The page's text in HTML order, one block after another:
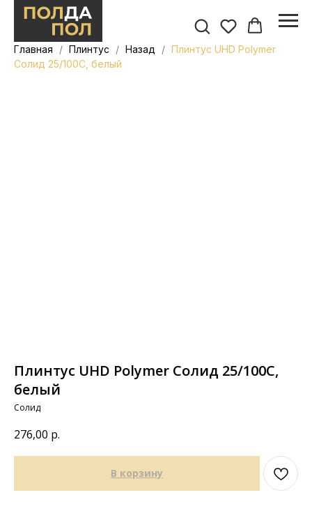
Главная Плинтус Назад
Плинтус UHD Polymer
Солид 25/100С, белый
Плинтус UHD Polymer Солид 25/100С,
белый
Солид
276,00 р.
В корзину